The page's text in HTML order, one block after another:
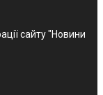
сайту "Новини